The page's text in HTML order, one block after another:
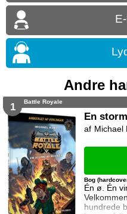
Andre
1 Battle Royale
En
Én ø. Én
hundrede
Bog
Michael